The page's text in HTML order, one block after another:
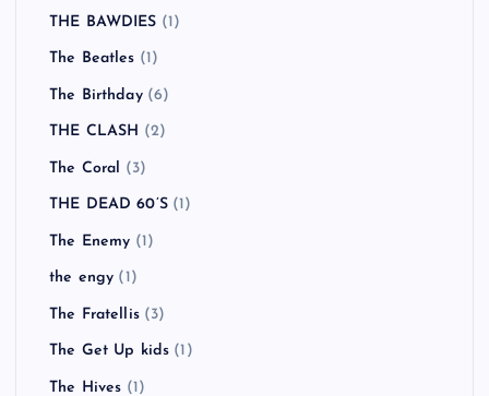
THE BAWDIES (1)
The Beatles (1)
The Birthday(6)
THE CLASH (2)
The Coral (3)
THE DEAD 60’S(1)
The Enemy (1)
the engy (1)
The Fratellis(3)
The Get Up kids (1)
The Hives (1)